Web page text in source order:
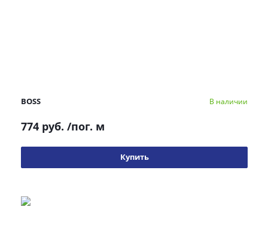
BOSS В наличии
774 руб. /пог. м
Купить